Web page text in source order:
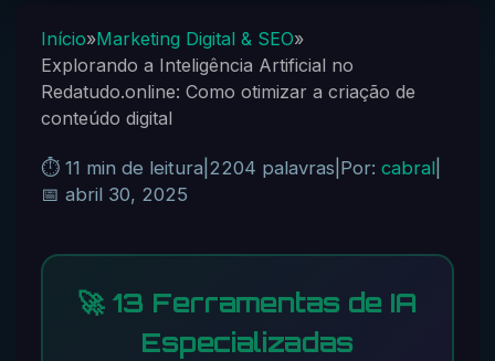
Início»Marketing Digital & SEO»
Explorando a Inteligência Artificial no
Redatudo.online: Como otimizar a criação de
conteúdo digital
⏱️ 11 min de leitura 2204 palavras Por: cabral|
📅 abril 30, 2025
🚀 13 Ferramentas de IA
Especializadas